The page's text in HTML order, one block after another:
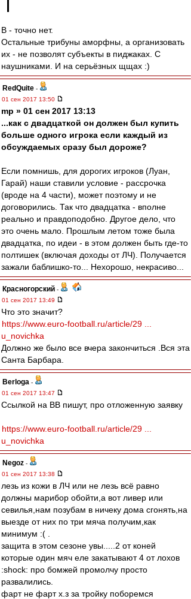
В - точно нет.
Остальные трибуны аморфны, а организовать
их - не позволят субъекты в пиджаках. С
наушниками. И на серьёзных щщах :)
RedQuite -
01 сен 2017 13:50
mp » 01 сен 2017 13:13
...как с двадцаткой он должен был купить
больше одного игрока если каждый из
обсуждаемых сразу был дороже?
Если помнишь, для дорогих игроков (Луан,
Гарай) наши ставили условие - рассрочка
(вроде на 4 части), может поэтому и не
договорились. Так что двадцатка - вполне
реально и правдоподобно. Другое дело, что
это очень мало. Прошлым летом тоже была
двадцатка, по идеи - в этом должен быть где-то
полтишек (включая доходы от ЛЧ). Получается
зажали баблишко-то... Нехорошо, некрасиво...
Красногорский -
01 сен 2017 13:49
Что это значит?
https://www.euro-football.ru/article/29 ...
u_novichka
Должно же было все вчера закончиться .Вся эта
Санта Барбара.
Berloga -
01 сен 2017 13:47
Ссылкой на ВВ пишут, про отложенную заявку
https://www.euro-football.ru/article/29 ...
u_novichka
Negoz -
01 сен 2017 13:38
лезь из кожи в ЛЧ или не лезь всё равно
должны марибор обойти,а вот ливер или
севилья,нам позубам в ничеку дома сгонять,на
выезде от них по три мяча получим,как
минимум :( .
защита в этом сезоне увы.....2 от коней
которые один мяч еле закатывают 4 от лохов
:shock: про бомжей промолчу просто
развалились.
фарт не фарт х.з за тройку поборемся